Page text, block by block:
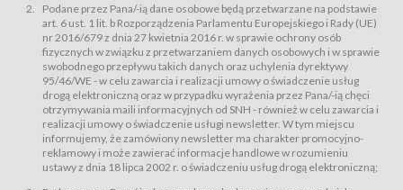
Sklep – sklep internetowy prowadzony przez Usługodawcę w Serwisie;
Regulamin – niniejszy regulamin.
§ 2
Postanowienia ogólne
Regulamin określa zasady:
świadczenia Usługobiorcom Usług przez Usługodawcę, z
zastrzeżeniem usług, o których mowa w ust. 2 pkt. 4 i 5 poniżej, których
zasady świadczenia precyzują odrębne regulaminy,
przetwarzania przez Usługodawcę danych osobowych Usługobiorców
będących osobami fizycznymi.
Podane przez Pana/-ią dane osobowe będą przetwarzane na podstawie
art. 6 ust. 1 lit. b Rozporządzenia Parlamentu Europejskiego i Rady (UE)
nr 2016/679 z dnia 27 kwietnia 2016 r. w sprawie ochrony osób
fizycznych w związku z przetwarzaniem danych osobowych i w sprawie
swobodnego przepływu takich danych oraz uchylenia dyrektywy
95/46/WE - w celu zawarcia i realizacji umowy o świadczenie usług
drogą elektroniczną oraz w przypadku wyrażenia przez Pana/-ią chęci
otrzymywania maili informacyjnych od SNH - również w celu zawarcia i
realizacji umowy o świadczenie usługi newsletter. W tym miejscu
informujemy, że zamówiony newsletter ma charakter promocyjno-
reklamowy i może zawierać informacje handlowe w rozumieniu
ustawy z dnia 18 lipca 2002 r. o świadczeniu usług drogą elektroniczną;